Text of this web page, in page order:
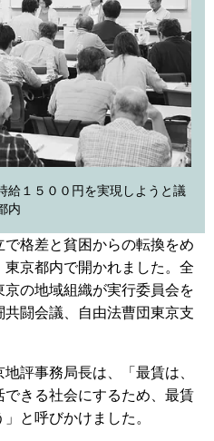
給１５００円を実現しようと議
内
格差と貧困からの転換をめ
京都内で開かれました。全
の地域組織が実行委員会を
闘会議、自由法曹団東京支
評事務局長は、「最賃は、
きる社会にするため、最賃
と呼びかけました。